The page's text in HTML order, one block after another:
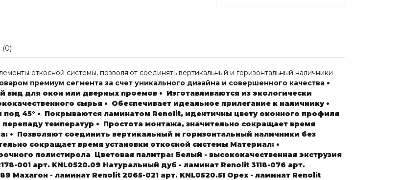
(0)
откосной системы, позволяют соединять вертикальный и горизонтальный наличники
премиум сегмента за счет уникального дизайна и совершенного качества •
вид для окон или дверных проемов • Изготавливаются из экологически
сырья • Обеспечивает идеальное прилегание к наличнику •
под 45° • Покрываются ламинатом Renolit, идентичны цвету оконного профиля
температур • Простота монтажа, значительно сокращает время
• Позволяют соединить вертикальный и горизонтальный наличники без
сокращает время установки откосной системы Материал: •
полистирола Цветовая палитра: Белый - высококачественная экструзия
001 арт. KNL0520.09 Натуральный дуб - ламинат Renolit 3118-076 арт.
Махагон - ламинат Renolit 2065-021 арт. KNL0520.51 Орех - ламинат Renolit